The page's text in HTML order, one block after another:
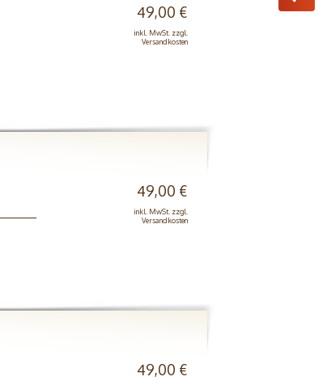
49,00 €
inkl. MwSt. zzgl.
Versandkosten
49,00 €
inkl. MwSt. zzgl.
Versandkosten
49,00 €